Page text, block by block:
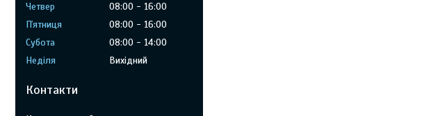
Четвер
08:00
16:00
Пʼятниця
08:00
16:00
Субота
08:00
14:00
Неділя
Вихідний
Контакти